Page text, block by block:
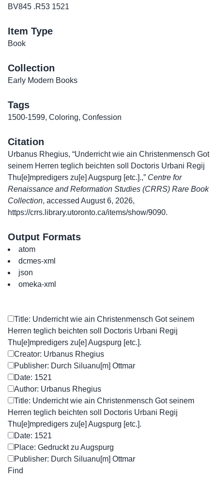
BV845 .R53 1521
Item Type
Book
Collection
Early Modern Books
Tags
1500-1599, Coloring, Confession
Citation
Urbanus Rhegius, “Underricht wie ain Christenmensch Got
seinem Herren teglich beichten soll Doctoris Urbani Regij
Thu[e]mpredigers zu[e] Augspurg [etc.].,” Centre for
Renaissance and Reformation Studies (CRRS) Rare Book
Collection, accessed August 6, 2026,
https://crrs.library.utoronto.ca/items/show/9090.
Output Formats
atom
dcmes-xml
json
omeka-xml
Title: Underricht wie ain Christenmensch Got seinem
Herren teglich beichten soll Doctoris Urbani Regij
Thu[e]mpredigers zu[e] Augspurg [etc.].
Creator: Urbanus Rhegius
Publisher: Durch Siluanu[m] Ottmar
Date: 1521
Author: Urbanus Rhegius
Title: Underricht wie ain Christenmensch Got seinem
Herren teglich beichten soll Doctoris Urbani Regij
Thu[e]mpredigers zu[e] Augspurg [etc.].
Date: 1521
Place: Gedruckt zu Augspurg
Publisher: Durch Siluanu[m] Ottmar